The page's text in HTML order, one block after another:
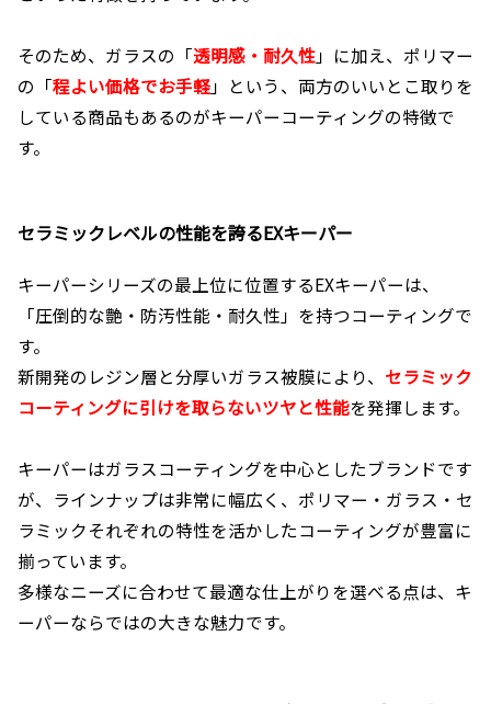
そのため、ガラスの「透明感・耐久性」に加え、ポリマー
の「程よい価格でお手軽」という、両方のいいとこ取りを
している商品もあるのがキーパーコーティングの特徴で
す。
セラミックレベルの性能を誇るEXキーパー
キーパーシリーズの最上位に位置するEXキーパーは、
「圧倒的な艶・防汚性能・耐久性」を持つコーティングで
す。
新開発のレジン層と分厚いガラス被膜により、 セラミック
コーティングに引けを取らないツヤと性能を発揮します。
キーパーはガラスコーティングを中心としたブランドです
が、ラインナップは非常に幅広く、ポリマー・ガラス・セ
ラミックそれぞれの特性を活かしたコーティングが豊富に
揃っています。
多様なニーズに合わせて最適な仕上がりを選べる点は、キ
ーパーならではの大きな魅力です。